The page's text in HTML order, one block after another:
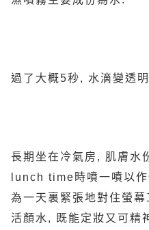
過了大概5秒, 水滴變透
長期坐在冷氣房, 肌膚水
lunch time時噴一噴以
為一天裏緊張地對住螢
活顏水, 既能定妝又可